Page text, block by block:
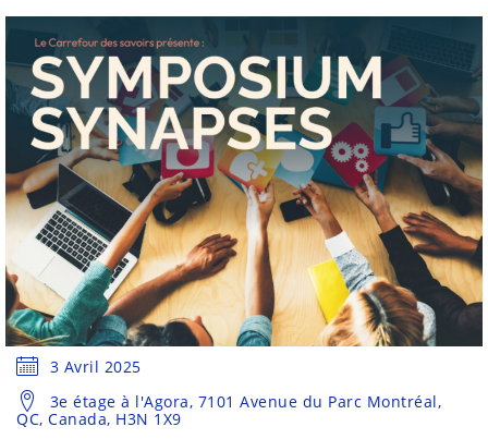
3 Avril 2025
3e étage à l'Agora, 7101 Avenue du Parc Montréal,
QC, Canada, H3N 1X9